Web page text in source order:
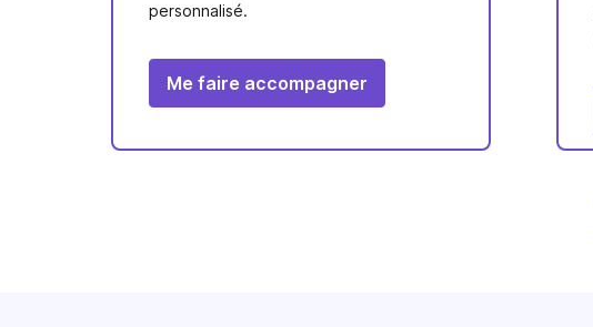
personnalisé.
Me faire accompagner